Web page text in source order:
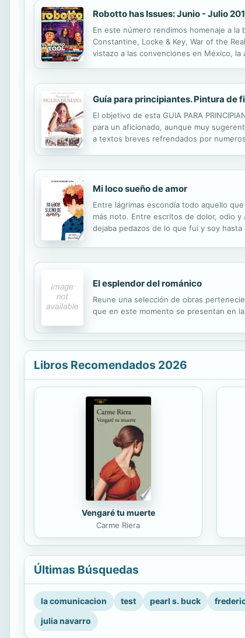
Robotto has Issues: Junio - Julio
En este número rendimos homenaje a
Constantine, Locke & Key, War of the
vistazo a las convenciones en México,
Guía para principiantes. Pintura de
El objetivo de esta GUIA PARA
para un aficionado, aunque muy
a textos breves refrendados por
Mi loco sueño de amor
Entre lágrimas escondía todo aquello
más noto. Entre escritos de dolor, odio
dejaba pedazos de lo que fui y soy
El esplendor del románico
Reune una selección de obras
que en este momento se presentan en
Libros Recomendados 2026
Vengaré tu muerte
Carme Riera
Últimas Búsquedas
la comunicacion test pearl s. buck
julia navarro